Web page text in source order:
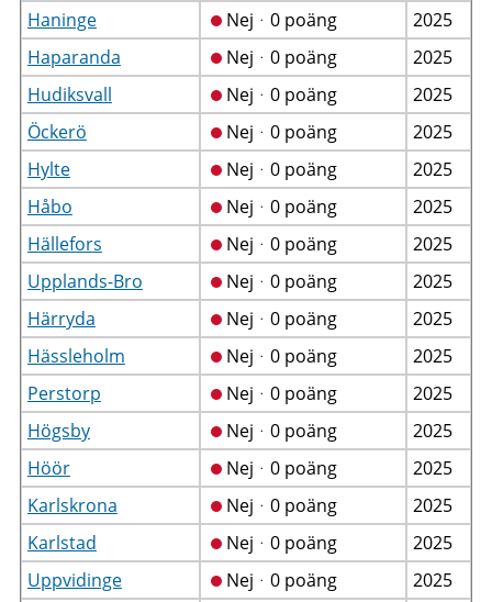
Haninge
Nejᆞ0 poäng
2025
Haparanda
Nejᆞ0 poäng
2025
Hudiksvall
Nejᆞ0 poäng
2025
Öckerö
Nejᆞ0 poäng
2025
Hylte
Nejᆞ0 poäng
2025
Håbo
Nejᆞ0 poäng
2025
Hällefors
Nejᆞ0 poäng
2025
Upplands-Bro
Nejᆞ0 poäng
2025
Härryda
Nejᆞ0 poäng
2025
Hässleholm
Nejᆞ0 poäng
2025
Perstorp
Nejᆞ0 poäng
2025
Högsby
Nejᆞ0 poäng
2025
Höör
Nejᆞ0 poäng
2025
Karlskrona
Nejᆞ0 poäng
2025
Karlstad
Nejᆞ0 poäng
2025
Uppvidinge
Nejᆞ0 poäng
2025